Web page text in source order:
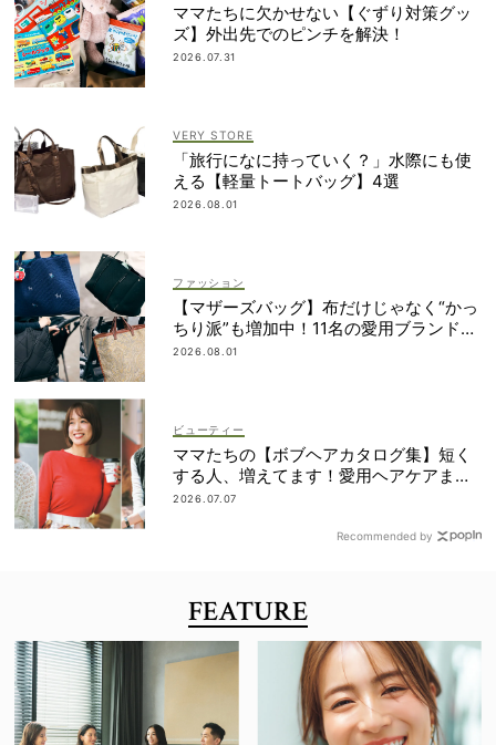
ママたちに欠かせない【ぐずり対策グッ
ズ】外出先でのピンチを解決！
2026.07.31
VERY STORE
「旅行になに持っていく？」水際にも使
える【軽量トートバッグ】4選
2026.08.01
ファッション
【マザーズバッグ】布だけじゃなく“かっ
ちり派”も増加中！11名の愛用ブランド
は？
2026.08.01
ビューティー
ママたちの【ボブヘアカタログ集】短く
する人、増えてます！愛用ヘアケアまで
全部見せ
2026.07.07
Recommended by
FEATURE